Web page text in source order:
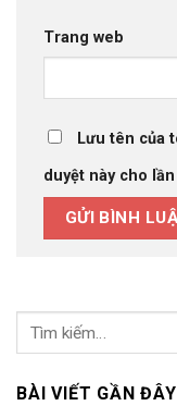
Trang web
Lưu tên của
duyệt này cho
BÀI VIẾT GẦN ĐÂY